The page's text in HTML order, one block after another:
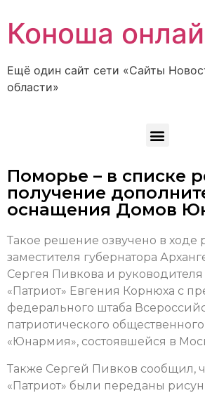
Коноша
Ещё один сайт сети «Сайты
области»
Поморье – в списке
получение
оснащения Домов
Такое решение озвучено в ходе
заместителя губернатора
Сергея Пивкова и руководителя
«Патриот» Евгения Корнюха с
федерального штаба
патриотического
«Юнармия», состоявшейся в
Также Сергей Пивков сообщил,
«Патриот» были переданы